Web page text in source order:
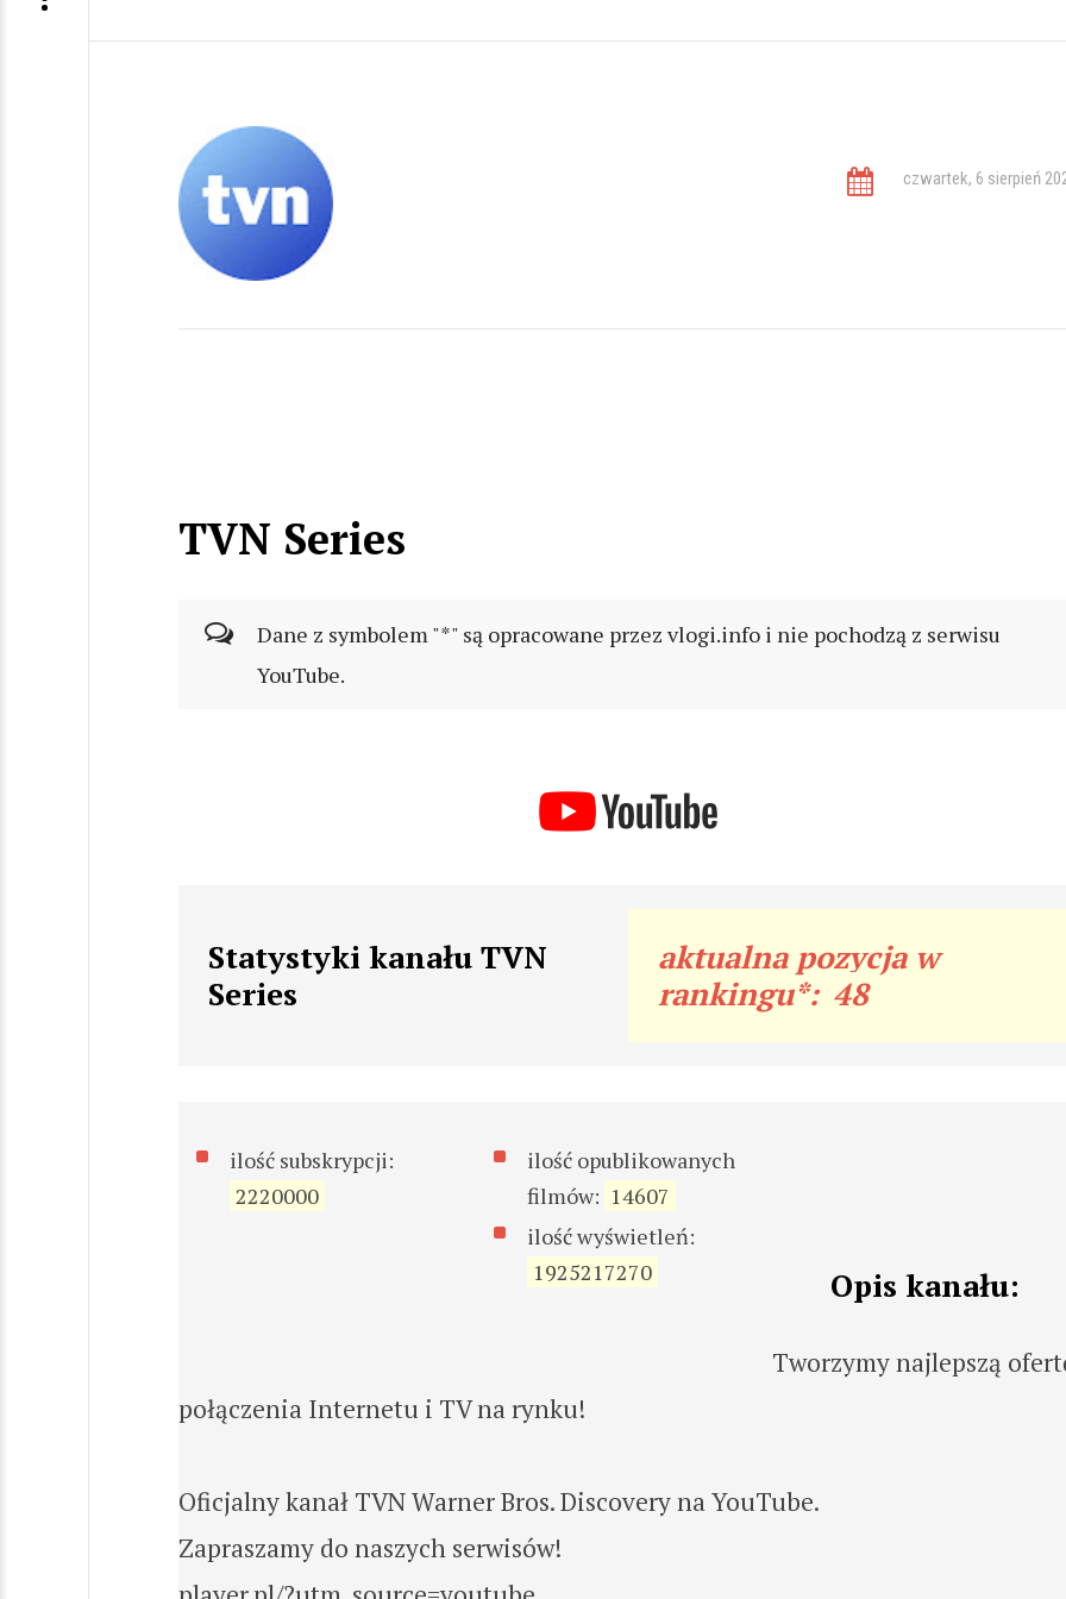
czwartek, 6 sierpień
TVN Series
Dane z symbolem "*" są opracowane przez vlogi.info i nie pochodzą z serwisu
YouTube.
Statystyki kanału TVN
Series
aktualna pozycja w
rankingu*: 48
ilość subskrypcji:
2220000
ilość opublikowanych
filmów: 14607
ilość wyświetleń:
1925217270
Opis kanału:
Tworzymy najlepszą
połączenia Internetu i TV na rynku!
Oficjalny kanał TVN Warner Bros. Discovery na YouTube.
Zapraszamy do naszych serwisów!